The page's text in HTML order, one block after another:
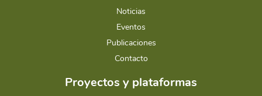
Noticias
Eventos
Publicaciones
Contacto
Proyectos y plataformas